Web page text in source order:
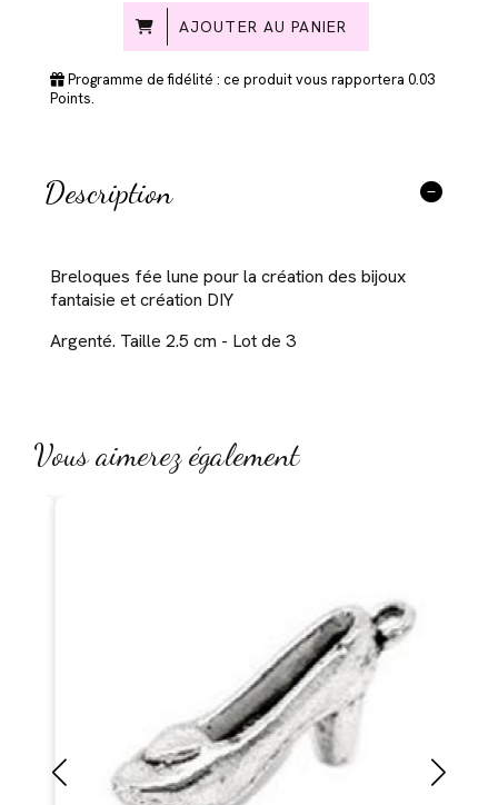
AJOUTER AU PANIER
Programme de fidélité : ce produit vous rapportera 0.03
Points.
Description
Breloques fée lune pour la création des bijoux
fantaisie et création DIY
Argenté. Taille 2.5 cm - Lot de 3
Vous aimerez également